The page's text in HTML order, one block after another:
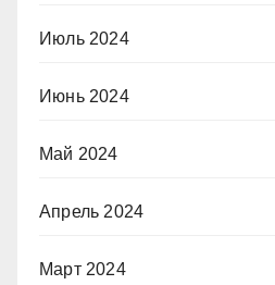
Июль 2024
Июнь 2024
Май 2024
Апрель 2024
Март 2024